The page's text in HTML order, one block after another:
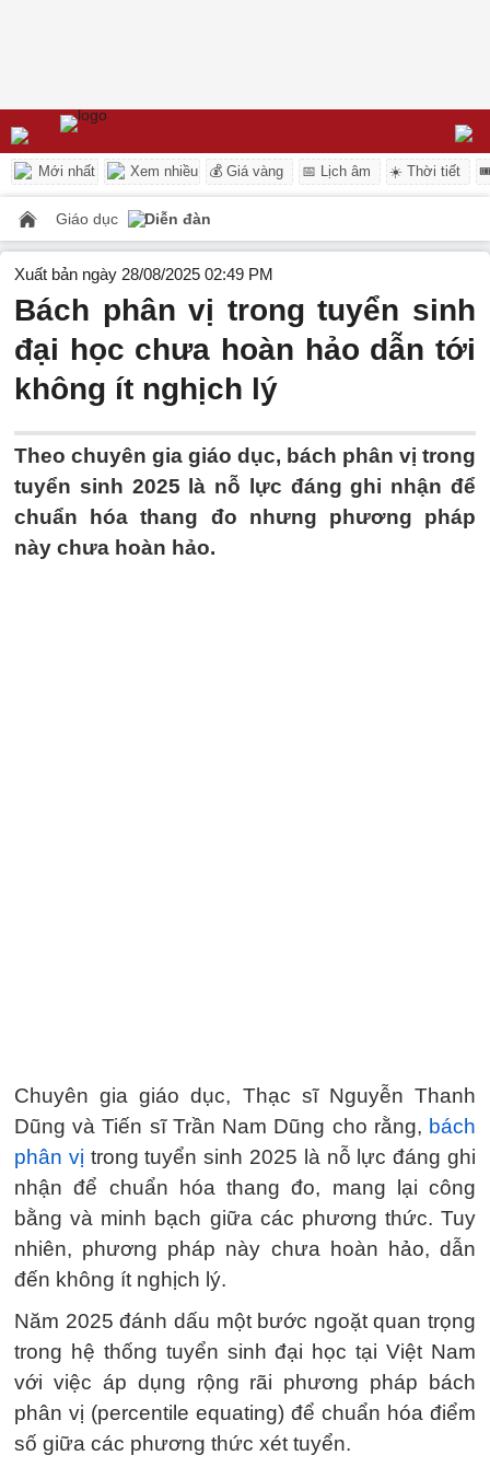
Mới nhất Xem nhiều 💰 Giá vàng 📅 Lịch âm ☀️ Thời tiết
Giáo dục Diễn đàn
Xuất bản ngày 28/08/2025 02:49 PM
Bách phân vị trong tuyển sinh
đại học chưa hoàn hảo dẫn tới
không ít nghịch lý
Theo chuyên gia giáo dục, bách phân vị trong
tuyển sinh 2025 là nỗ lực đáng ghi nhận để
chuẩn hóa thang đo nhưng phương pháp
này chưa hoàn hảo.
Chuyên gia giáo dục, Thạc sĩ Nguyễn Thanh
Dũng và Tiến sĩ Trần Nam Dũng cho rằng, bách
phân vị trong tuyển sinh 2025 là nỗ lực đáng ghi
nhận để chuẩn hóa thang đo, mang lại công
bằng và minh bạch giữa các phương thức. Tuy
nhiên, phương pháp này chưa hoàn hảo, dẫn
đến không ít nghịch lý.
Năm 2025 đánh dấu một bước ngoặt quan trọng
trong hệ thống tuyển sinh đại học tại Việt Nam
với việc áp dụng rộng rãi phương pháp bách
phân vị (percentile equating) để chuẩn hóa điểm
số giữa các phương thức xét tuyển.